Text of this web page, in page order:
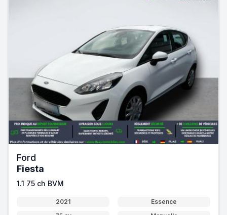
Ford
Fiesta
1.1 75 ch BVM
2021
Essence